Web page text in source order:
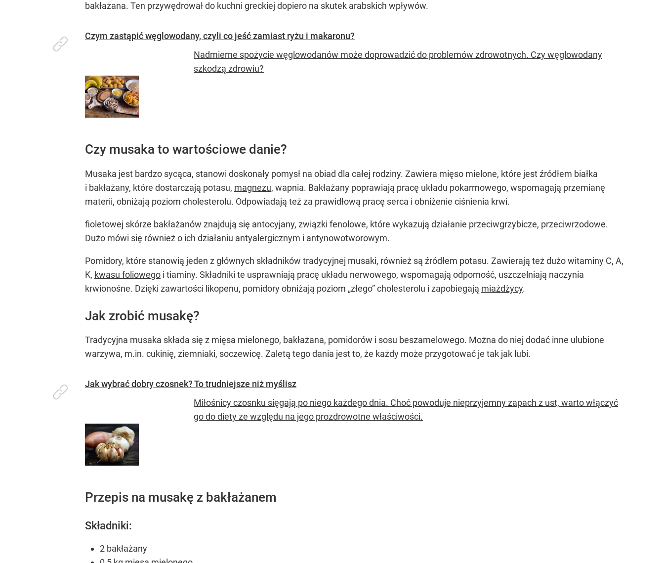
bakłażana. Ten przywędrował do kuchni greckiej dopiero na skutek arabskich wpływów.
Czym zastąpić węglowodany, czyli co jeść zamiast ryżu i makaronu?
Nadmierne spożycie węglowodanów może doprowadzić do problemów zdrowotnych. Czy węglowodany
szkodzą zdrowiu?
Czy musaka to wartościowe danie?
Musaka jest bardzo sycąca, stanowi doskonały pomysł na obiad dla całej rodziny. Zawiera mięso mielone, które jest źródłem białka
i bakłażany, które dostarczają potasu, magnezu, wapnia. Bakłażany poprawiają pracę układu pokarmowego, wspomagają przemianę
materii, obniżają poziom cholesterolu. Odpowiadają też za prawidłową pracę serca i obniżenie ciśnienia krwi.
fioletowej skórze bakłażanów znajdują się antocyjany, związki fenolowe, które wykazują działanie przeciwgrzybicze, przeciwrzodowe.
Dużo mówi się również o ich działaniu antyalergicznym i antynowotworowym.
Pomidory, które stanowią jeden z głównych składników tradycyjnej musaki, również są źródłem potasu. Zawierają też dużo witaminy C, A,
K, kwasu foliowego i tiaminy. Składniki te usprawniają pracę układu nerwowego, wspomagają odporność, uszczelniają naczynia
krwionośne. Dzięki zawartości likopenu, pomidory obniżają poziom „złego” cholesterolu i zapobiegają miażdżycy.
Jak zrobić musakę?
Tradycyjna musaka składa się z mięsa mielonego, bakłażana, pomidorów i sosu beszamelowego. Można do niej dodać inne ulubione
warzywa, m.in. cukinię, ziemniaki, soczewicę. Zaletą tego dania jest to, że każdy może przygotować je tak jak lubi.
Jak wybrać dobry czosnek? To trudniejsze niż myślisz
Miłośnicy czosnku sięgają po niego każdego dnia. Choć powoduje nieprzyjemny zapach z ust, warto włączyć
go do diety ze względu na jego prozdrowotne właściwości.
Przepis na musakę z bakłażanem
Składniki:
2 bakłażany